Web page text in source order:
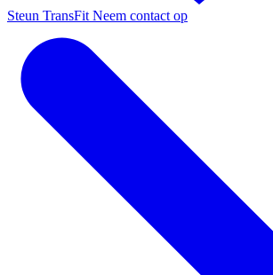
Steun TransFit Neem contact op